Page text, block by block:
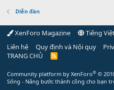
Diễn đàn
XenForo Magazine
Tiếng
Liên hệ
Quy định và Nội quy
TRANG CHỦ
R
Community platform by XenForo® ©
Sống - Nâng bước thành công cho bạn